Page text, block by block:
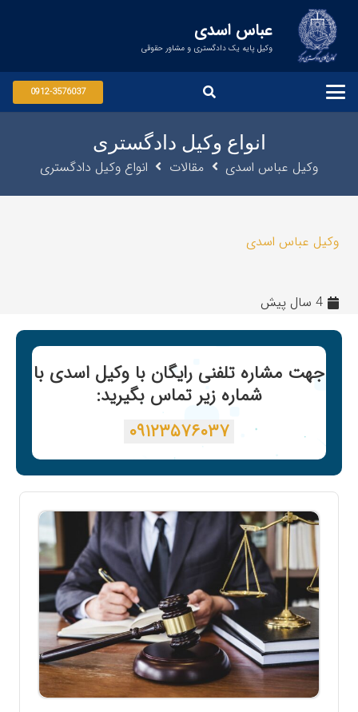
عباس اسدی
وکیل پایه یک دادگستری و مشاور حقوقی
0912-3576037
انواع وکیل دادگستری
وکیل عباس اسدی مقالات انواع وکیل دادگستری
وکیل عباس اسدی
4 سال پیش
جهت مشاره تلفنی رایگان با وکیل اسدی با
شماره زیر تماس بگیرید:
۰۹۱۲۳۵۷۶۰۳۷